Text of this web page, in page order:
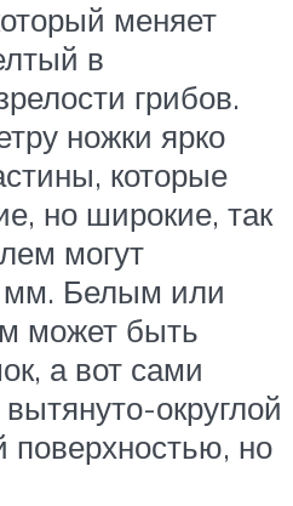
меняет
в
грибов.
ножки ярко
которые
но широкие, так
могут
мм. Белым или
может быть
а вот сами
округлой
но